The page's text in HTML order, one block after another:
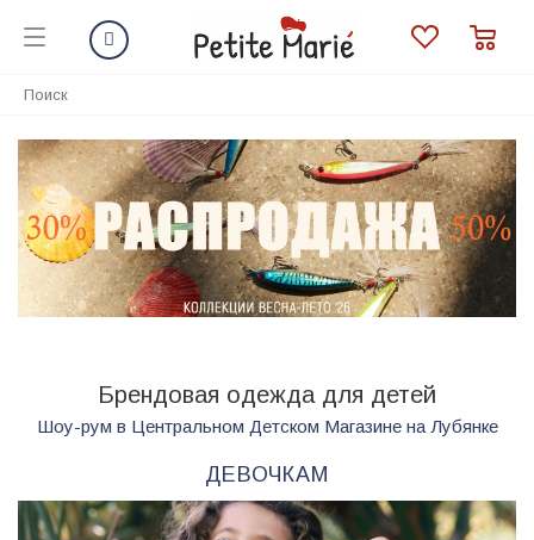
Брендовая одежда для детей
Шоу-рум в Центральном Детском Магазине на Лубянке
ДЕВОЧКАМ